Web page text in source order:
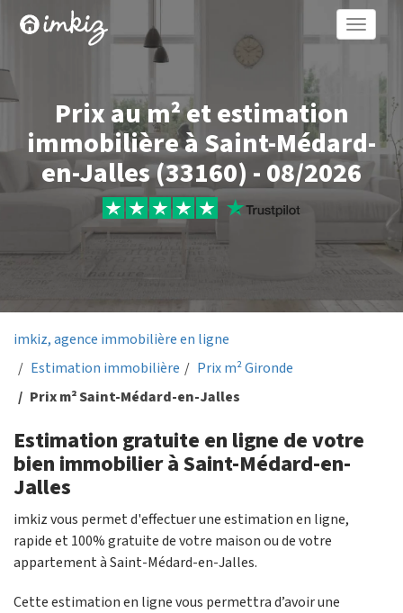
Toggle
Prix au m² et estimation
immobilière à Saint-Médard-
en-Jalles (33160) - 08/2026
imkiz, agence immobilière en ligne
Estimation immobilière
Prix m² Gironde
Prix m² Saint-Médard-en-Jalles
Estimation gratuite en ligne de votre
bien immobilier à Saint-Médard-en-
Jalles
imkiz vous permet d'effectuer une estimation en ligne,
rapide et 100% gratuite de votre maison ou de votre
appartement à Saint-Médard-en-Jalles.
Cette estimation en ligne vous permettra d’avoir une